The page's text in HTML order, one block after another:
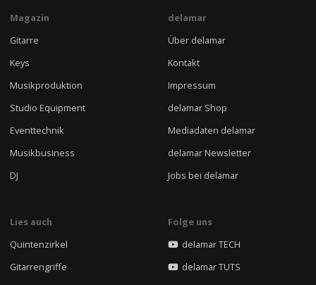
Magazin
Gitarre
Keys
Musikproduktion
Studio Equipment
Eventtechnik
Musikbusiness
DJ
delamar
Über delamar
Kontakt
Impressum
delamar Shop
Mediadaten delamar
delamar Newsletter
Jobs bei delamar
Lies auch
Quintenzirkel
Gitarrengriffe
Folge uns
delamar TECH
delamar TUTS